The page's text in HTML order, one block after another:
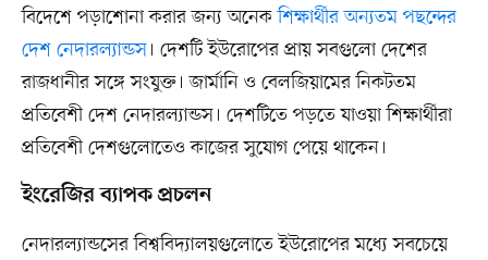
বিদেশে পড়াশোনা করার জন্য অনেকশিক্ষার্থীর অন্যতম পছন্দের
দেশ নেদারল্যান্ডস। দেশটি ইউরোপের প্রায় সবগুলো দেশের
রাজধানীর সঙ্গে সংযুক্ত। জার্মানি ও বেলজিয়ামের নিকটতম
প্রতিবেশী দেশ নেদারল্যান্ডস। দেশটিতে পড়তে যাওয়া শিক্ষার্থীরা
প্রতিবেশী দেশগুলোতেও কাজের সুযোগ পেয়ে থাকেন।
ইংরেজির ব্যাপক প্রচলন
নেদারল্যান্ডসের বিশ্ববিদ্যালয়গুলোতে ইউরোপের মধ্যে সবচেয়ে